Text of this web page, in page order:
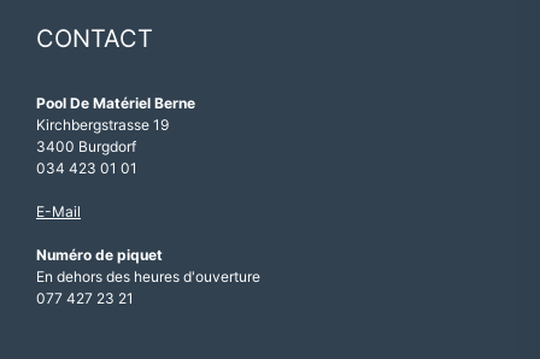
CONTACT
Pool De Matériel Berne
Kirchbergstrasse 19
3400 Burgdorf
034 423 01 01
E-Mail
Numéro de piquet
En dehors des heures d'ouverture
077 427 23 21